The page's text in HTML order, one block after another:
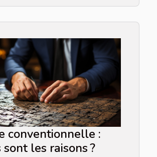
conventionnelle :
les raisons ?